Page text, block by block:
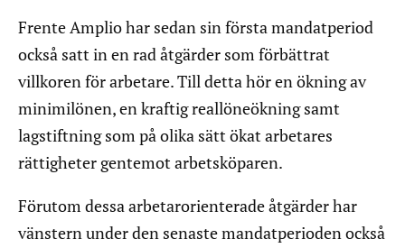
Frente Amplio har sedan sin första mandatperiod
också satt in en rad åtgärder som förbättrat
villkoren för arbetare. Till detta hör en ökning av
minimilönen, en kraftig reallöneökning samt
lagstiftning som på olika sätt ökat arbetares
rättigheter gentemot arbetsköparen.
Förutom dessa arbetarorienterade åtgärder har
vänstern under den senaste mandatperioden också